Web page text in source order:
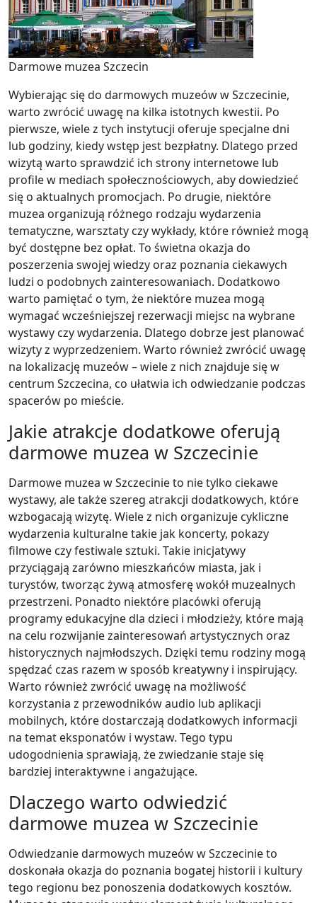
Darmowe muzea Szczecin
Wybierając się do darmowych muzeów w Szczecinie,
warto zwrócić uwagę na kilka istotnych kwestii. Po
pierwsze, wiele z tych instytucji oferuje specjalne dni
lub godziny, kiedy wstęp jest bezpłatny. Dlatego przed
wizytą warto sprawdzić ich strony internetowe lub
profile w mediach społecznościowych, aby dowiedzieć
się o aktualnych promocjach. Po drugie, niektóre
muzea organizują różnego rodzaju wydarzenia
tematyczne, warsztaty czy wykłady, które również mogą
być dostępne bez opłat. To świetna okazja do
poszerzenia swojej wiedzy oraz poznania ciekawych
ludzi o podobnych zainteresowaniach. Dodatkowo
warto pamiętać o tym, że niektóre muzea mogą
wymagać wcześniejszej rezerwacji miejsc na wybrane
wystawy czy wydarzenia. Dlatego dobrze jest planować
wizyty z wyprzedzeniem. Warto również zwrócić uwagę
na lokalizację muzeów – wiele z nich znajduje się w
centrum Szczecina, co ułatwia ich odwiedzanie podczas
spacerów po mieście.
Jakie atrakcje dodatkowe oferują
darmowe muzea w Szczecinie
Darmowe muzea w Szczecinie to nie tylko ciekawe
wystawy, ale także szereg atrakcji dodatkowych, które
wzbogacają wizytę. Wiele z nich organizuje cykliczne
wydarzenia kulturalne takie jak koncerty, pokazy
filmowe czy festiwale sztuki. Takie inicjatywy
przyciągają zarówno mieszkańców miasta, jak i
turystów, tworząc żywą atmosferę wokół muzealnych
przestrzeni. Ponadto niektóre placówki oferują
programy edukacyjne dla dzieci i młodzieży, które mają
na celu rozwijanie zainteresowań artystycznych oraz
historycznych najmłodszych. Dzięki temu rodziny mogą
spędzać czas razem w sposób kreatywny i inspirujący.
Warto również zwrócić uwagę na możliwość
korzystania z przewodników audio lub aplikacji
mobilnych, które dostarczają dodatkowych informacji
na temat eksponatów i wystaw. Tego typu
udogodnienia sprawiają, że zwiedzanie staje się
bardziej interaktywne i angażujące.
Dlaczego warto odwiedzić
darmowe muzea w Szczecinie
Odwiedzanie darmowych muzeów w Szczecinie to
doskonała okazja do poznania bogatej historii i kultury
tego regionu bez ponoszenia dodatkowych kosztów.